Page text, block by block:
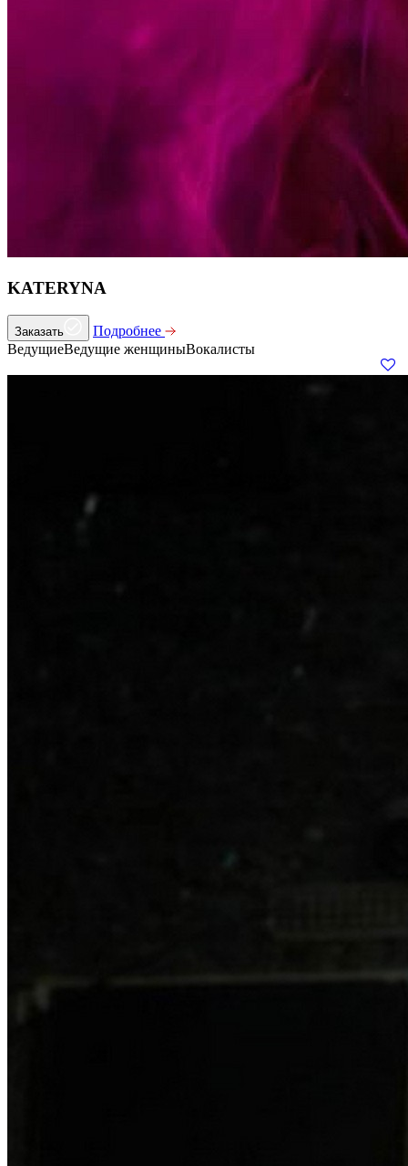
KATERYNA
Заказать
Подробнее
ВедущиеВедущие женщиныВокалисты